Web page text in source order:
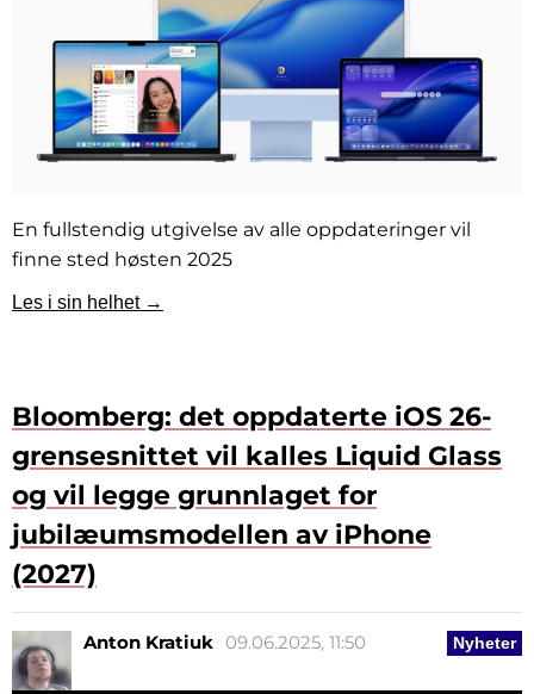
En fullstendig utgivelse av alle oppdateringer vil
finne sted høsten 2025
Les i sin helhet →
Bloomberg: det oppdaterte iOS 26-
grensesnittet vil kalles Liquid Glass
og vil legge grunnlaget for
jubilæumsmodellen av iPhone
(2027)
Nyheter
Anton Kratiuk 09.06.2025, 11:50